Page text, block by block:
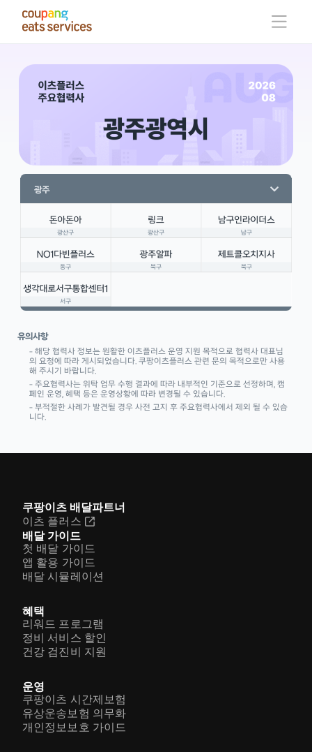
광주
유의사항
– 해당 협력사 정보는 원활한 이츠플러스 운영 지원 목적으로 협력사 대표님
의 요청에 따라 게시되었습니다. 쿠팡이츠플러스 관련 문의 목적으로만 사용
해 주시기 바랍니다.
– 주요협력사는 위탁 업무 수행 결과에 따라 내부적인 기준으로 선정하며, 캠
페인 운영, 혜택 등은 운영상황에 따라 변경될 수 있습니다.
– 부적절한 사례가 발견될 경우 사전 고지 후 주요협력사에서 제외 될 수 있습
니다.
쿠팡이츠 배달파트너
이츠 플러스
배달 가이드
첫 배달 가이드
앱 활용 가이드
배달 시뮬레이션
혜택
리워드 프로그램
정비 서비스 할인
건강 검진비 지원
운영
쿠팡이츠 시간제보험
유상운송보험 의무화
개인정보보호 가이드